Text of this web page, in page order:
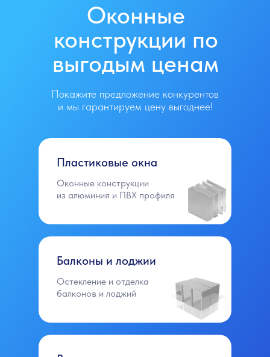
Пластиковые окна
Оконные конструкции
из алюминия и ПВХ профиля
Балконы и лоджии
Остекление и отделка
балконов и лоджий
Покажите предложение конкурентов
и мы гарантируем цену выгоднее!
Оконные
конструкции по
выгодым ценам